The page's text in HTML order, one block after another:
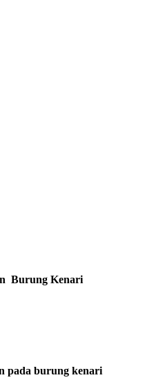
Burung Kenari
pada burung kenari